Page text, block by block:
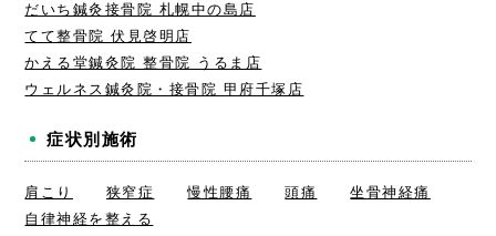
だいち鍼灸接骨院 札幌中の島店
てて整骨院 伏見啓明店
かえる堂鍼灸院 整骨院 うるま店
ウェルネス鍼灸院・接骨院 甲府千塚店
症状別施術
肩こり 狭窄症 慢性腰痛 頭痛
坐骨神経痛
自律神経を整える